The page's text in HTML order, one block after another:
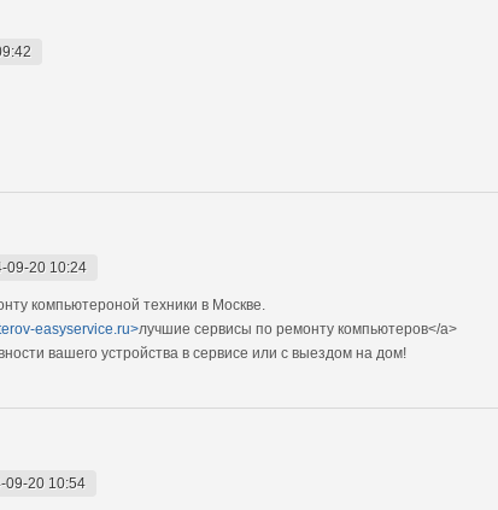
09-20 10:24
компьютероной техники в Москве.
easyservice.ru>лучшие сервисы по ремонту компьютеров</a>
вашего устройства в сервисе или с выездом на дом!
09-20 10:54